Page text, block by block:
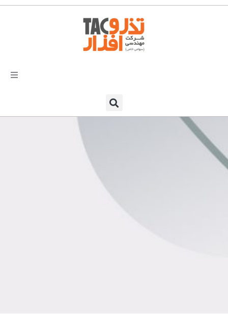
رفتن
محصولات و نرم افزارها
راهکارهای تذروافزار در صنایع